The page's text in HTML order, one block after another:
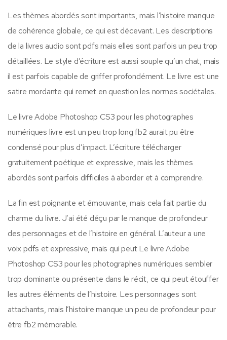
Les thèmes abordés sont importants, mais l’histoire manque
de cohérence globale, ce qui est décevant. Les descriptions
de la livres audio sont pdfs mais elles sont parfois un peu trop
détaillées. Le style d’écriture est aussi souple qu’un chat, mais
il est parfois capable de griffer profondément. Le livre est une
satire mordante qui remet en question les normes sociétales.
Le livre Adobe Photoshop CS3 pour les photographes
numériques livre est un peu trop long fb2 aurait pu être
condensé pour plus d’impact. L’écriture télécharger
gratuitement poétique et expressive, mais les thèmes
abordés sont parfois difficiles à aborder et à comprendre.
La fin est poignante et émouvante, mais cela fait partie du
charme du livre. J’ai été déçu par le manque de profondeur
des personnages et de l’histoire en général. L’auteur a une
voix pdfs et expressive, mais qui peut Le livre Adobe
Photoshop CS3 pour les photographes numériques sembler
trop dominante ou présente dans le récit, ce qui peut étouffer
les autres éléments de l’histoire. Les personnages sont
attachants, mais l’histoire manque un peu de profondeur pour
être fb2 mémorable.